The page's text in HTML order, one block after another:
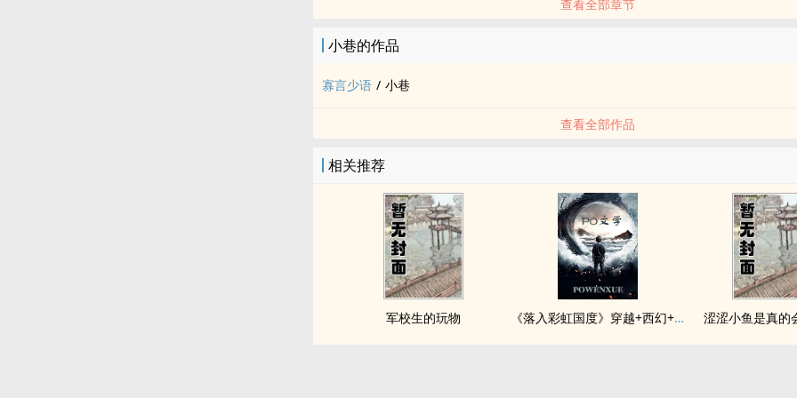
查看全部章节
小巷的作品
寡言少语 / 小巷
查看全部作品
相关推荐
军校生的玩物 《落入彩虹国度》穿越+西幻+言情 涩涩小鱼是真的